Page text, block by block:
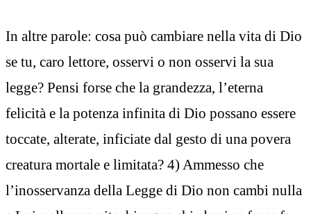
In altre parole: cosa può cambiare nella vita di Dio
se tu, caro lettore, osservi o non osservi la sua
legge? Pensi forse che la grandezza, l’eterna
felicità e la potenza infinita di Dio possano essere
toccate, alterate, inficiate dal gesto di una povera
creatura mortale e limitata? 4) Ammesso che
l’inosservanza della Legge di Dio non cambi nulla